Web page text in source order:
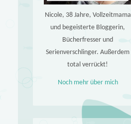
Nicole, 38 Jahre, Vollzeitmama
und begeisterte Bloggerin,
Bücherfresser und
Serienverschlinger. Außerdem
total verrückt!
Noch mehr über mich